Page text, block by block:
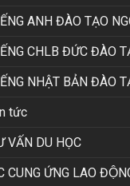
ANH ĐÀO TẠO
CHLB ĐỨC ĐÀO
NHẬT BẢN ĐÀO
tức
VẤN DU HỌC
CUNG ỨNG LAO